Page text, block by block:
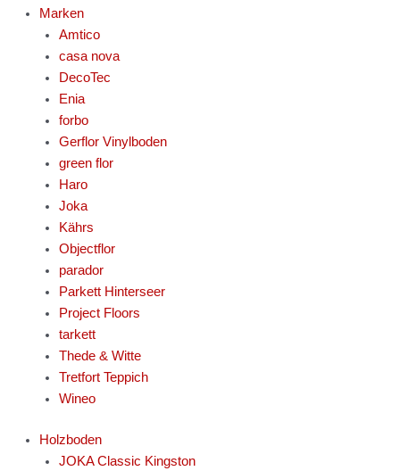
Marken
Amtico
casa nova
DecoTec
Enia
forbo
Gerflor Vinylboden
green flor
Haro
Joka
Kährs
Objectflor
parador
Parkett Hinterseer
Project Floors
tarkett
Thede & Witte
Tretfort Teppich
Wineo
Holzboden
JOKA Classic Kingston